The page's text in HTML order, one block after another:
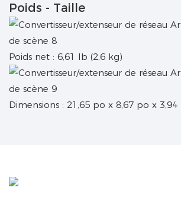
Poids - Taille
Poids net : 6,61 lb (2,6 kg)
Dimensions : 21,65 po x 8,67 po x